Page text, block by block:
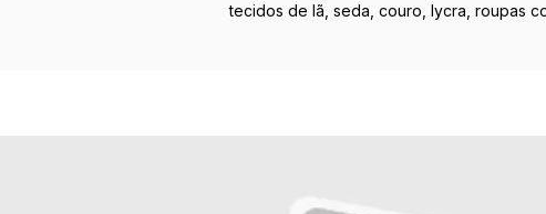
tecidos de lã, seda, couro, lycra, roupas